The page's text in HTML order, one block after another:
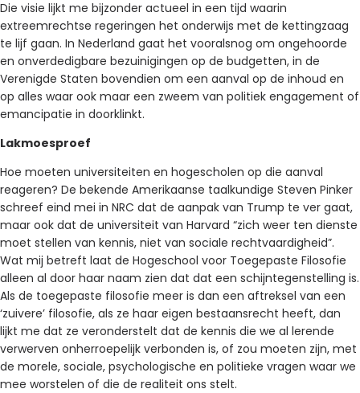
Die visie lijkt me bijzonder actueel in een tijd waarin
extreemrechtse regeringen het onderwijs met de kettingzaag
te lijf gaan. In Nederland gaat het vooralsnog om ongehoorde
en onverdedigbare bezuinigingen op de budgetten, in de
Verenigde Staten bovendien om een aanval op de inhoud en
op alles waar ook maar een zweem van politiek engagement of
emancipatie in doorklinkt.
Lakmoesproef
Hoe moeten universiteiten en hogescholen op die aanval
reageren? De bekende Amerikaanse taalkundige Steven Pinker
schreef eind mei in NRC dat de aanpak van Trump te ver gaat,
maar ook dat de universiteit van Harvard “zich weer ten dienste
moet stellen van kennis, niet van sociale rechtvaardigheid”.
Wat mij betreft laat de Hogeschool voor Toegepaste Filosofie
alleen al door haar naam zien dat dat een schijntegenstelling is.
Als de toegepaste filosofie meer is dan een aftreksel van een
‘zuivere’ filosofie, als ze haar eigen bestaansrecht heeft, dan
lijkt me dat ze veronderstelt dat de kennis die we al lerende
verwerven onherroepelijk verbonden is, of zou moeten zijn, met
de morele, sociale, psychologische en politieke vragen waar we
mee worstelen of die de realiteit ons stelt.